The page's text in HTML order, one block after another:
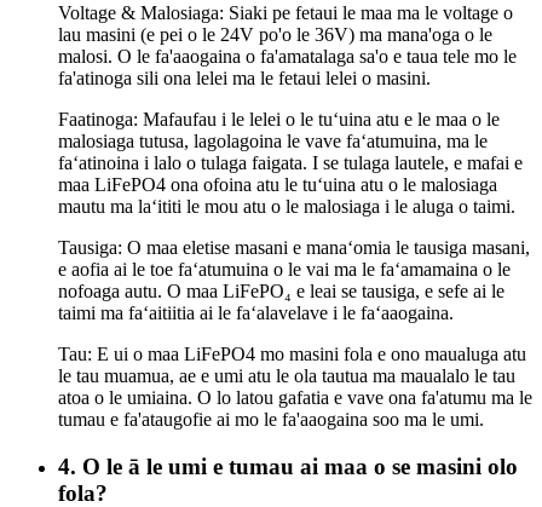
Voltage & Malosiaga: Siaki pe fetaui le maa ma le voltage o
lau masini (e pei o le 24V po'o le 36V) ma mana'oga o le
malosi. O le fa'aaogaina o fa'amatalaga sa'o e taua tele mo le
fa'atinoga sili ona lelei ma le fetaui lelei o masini.
Faatinoga: Mafaufau i le lelei o le tuʻuina atu e le maa o le
malosiaga tutusa, lagolagoina le vave faʻatumuina, ma le
faʻatinoina i lalo o tulaga faigata. I se tulaga lautele, e mafai e
maa LiFePO4 ona ofoina atu le tuʻuina atu o le malosiaga
mautu ma laʻititi le mou atu o le malosiaga i le aluga o taimi.
Tausiga: O maa eletise masani e manaʻomia le tausiga masani,
e aofia ai le toe faʻatumuina o le vai ma le faʻamamaina o le
nofoaga autu. O maa LiFePO₄ e leai se tausiga, e sefe ai le
taimi ma faʻaitiitia ai le faʻalavelave i le faʻaaogaina.
Tau: E ui o maa LiFePO4 mo masini fola e ono maualuga atu
le tau muamua, ae e umi atu le ola tautua ma maualalo le tau
atoa o le umiaina. O lo latou gafatia e vave ona fa'atumu ma le
tumau e fa'ataugofie ai mo le fa'aaogaina soo ma le umi.
4. O le ā le umi e tumau ai maa o se masini olo
fola?